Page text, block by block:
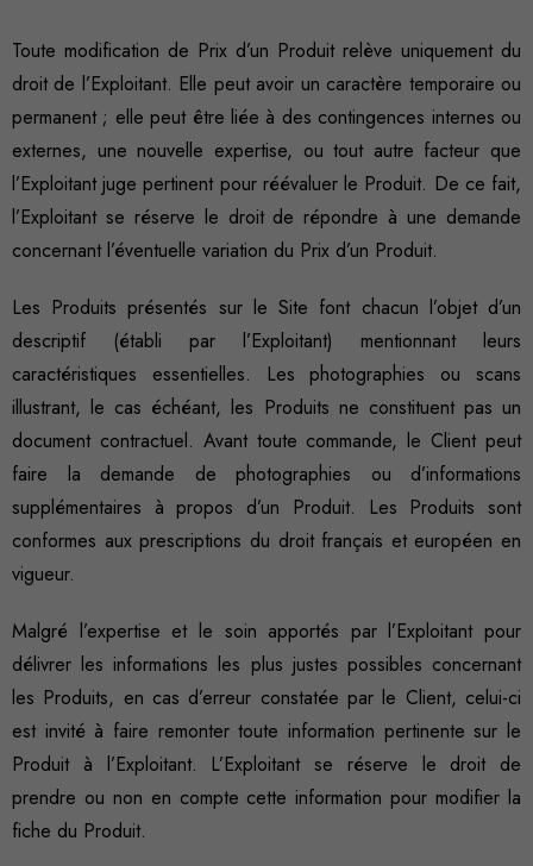
Toute modification de Prix d’un Produit relève uniquement du
droit de l’Exploitant. Elle peut avoir un caractère temporaire ou
permanent ; elle peut être liée à des contingences internes ou
externes, une nouvelle expertise, ou tout autre facteur que
l’Exploitant juge pertinent pour réévaluer le Produit. De ce fait,
l’Exploitant se réserve le droit de répondre à une demande
concernant l’éventuelle variation du Prix d’un Produit.
Les Produits présentés sur le Site font chacun l’objet d’un
descriptif (établi par l’Exploitant) mentionnant leurs
caractéristiques essentielles. Les photographies ou scans
illustrant, le cas échéant, les Produits ne constituent pas un
document contractuel. Avant toute commande, le Client peut
faire la demande de photographies ou d’informations
supplémentaires à propos d’un Produit. Les Produits sont
conformes aux prescriptions du droit français et européen en
vigueur.
Malgré l’expertise et le soin apportés par l’Exploitant pour
délivrer les informations les plus justes possibles concernant
les Produits, en cas d’erreur constatée par le Client, celui-ci
est invité à faire remonter toute information pertinente sur le
Produit à l’Exploitant. L’Exploitant se réserve le droit de
prendre ou non en compte cette information pour modifier la
fiche du Produit.